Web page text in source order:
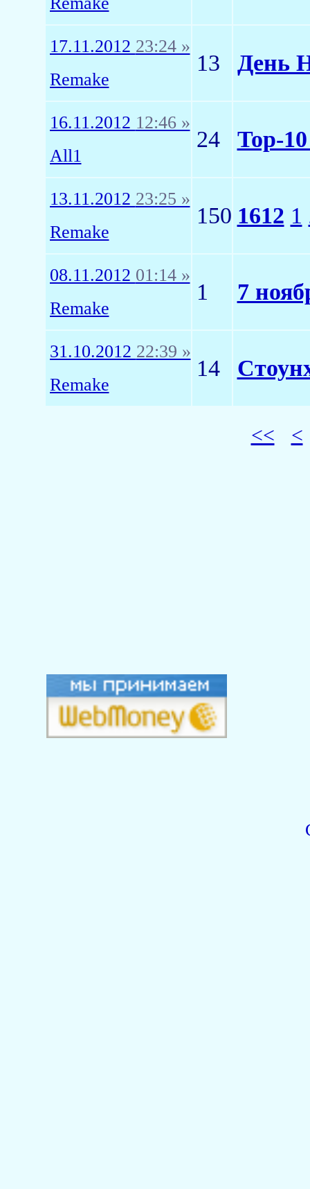
17.11.2012 23:24 »
Remake
13 День
16.11.2012 12:46 »
All1
24 Top-
13.11.2012 23:25 »
Remake
150 1612 1
08.11.2012 01:14 »
Remake
1 7
31.10.2012 22:39 »
Remake
14
<< <